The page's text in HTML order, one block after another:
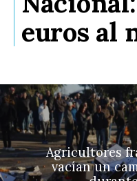
euros al
Agricultores
vacían un